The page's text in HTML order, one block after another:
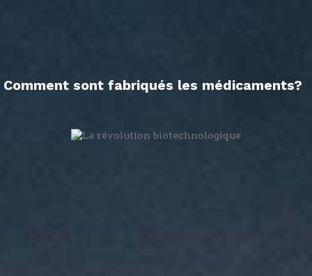
Comment sont fabriqués les médicaments?